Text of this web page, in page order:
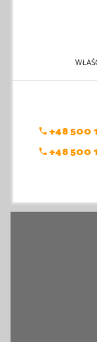
+48 500
+48 500